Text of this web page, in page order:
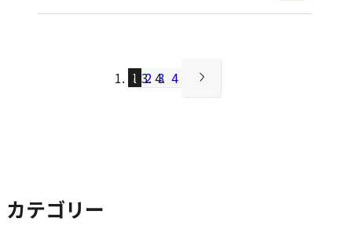
次
1（現
2 3 4
カテゴリー